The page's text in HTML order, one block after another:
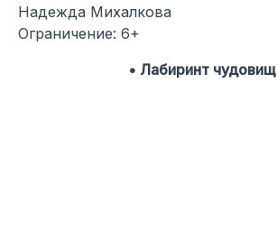
Надежда Михалкова
Ограничение: 6+
• Лабиринт чудовищ